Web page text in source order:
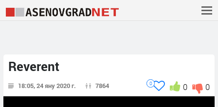
Reverent
18:05, 24 яну 2020 г. 7864 0
0
0